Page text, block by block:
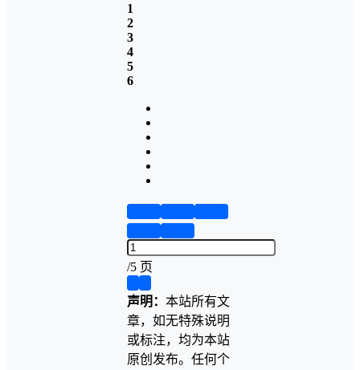
1
2
3
4
5
6
/5 页
声明： 本站所有文
章，如无特殊说明
或标注，均为本站
原创发布。任何个